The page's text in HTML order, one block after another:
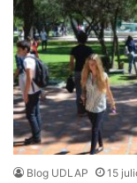
Blog UDLAP 15